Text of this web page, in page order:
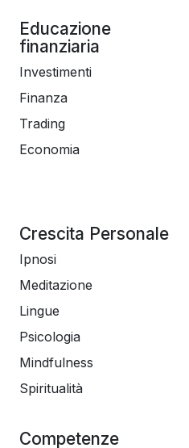
Educazione
finanziaria
Investimenti
Finanza
Trading
Economia
Crescita Personale
Ipnosi
Meditazione
Lingue
Psicologia
Mindfulness
Spiritualità
Competenze